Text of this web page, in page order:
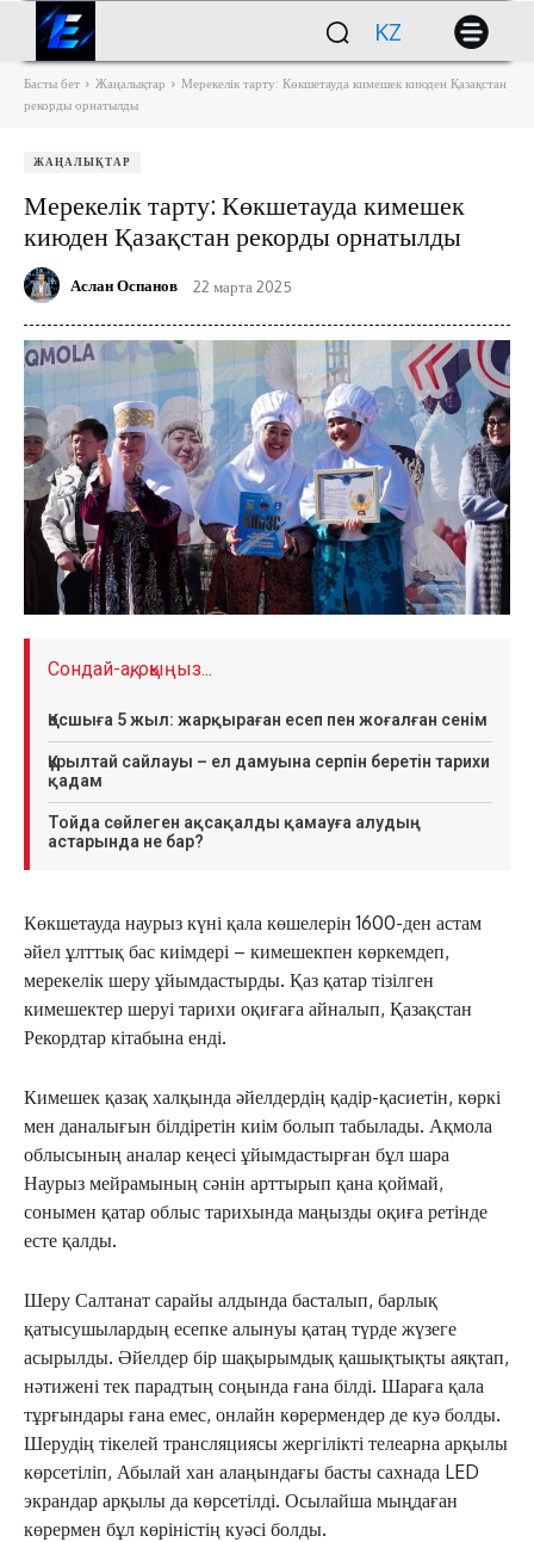
KZ
Басты бет Жаңалықтар
Мерекелік тарту: Көкшетауда кимешек киюден Қазақстан
рекорды орнатылды
ЖАҢАЛЫҚТАР
Мерекелік тарту: Көкшетауда кимешек
киюден Қазақстан рекорды орнатылды
Аслан Оспанов 22 марта 2025
Сондай-ақ, оқыңыз...
Қосшыға 5 жыл: жарқыраған есеп пен жоғалған сенім
Құрылтай сайлауы – ел дамуына серпін беретін тарихи
қадам
Тойда сөйлеген ақсақалды қамауға алудың
астарында не бар?
Көкшетауда наурыз күні қала көшелерін 1600-ден астам
әйел ұлттық бас киімдері – кимешекпен көркемдеп,
мерекелік шеру ұйымдастырды. Қаз қатар тізілген
кимешектер шеруі тарихи оқиғаға айналып, Қазақстан
Рекордтар кітабына енді.
Кимешек қазақ халқында әйелдердің қадір-қасиетін, көркі
мен даналығын білдіретін киім болып табылады. Ақмола
облысының аналар кеңесі ұйымдастырған бұл шара
Наурыз мейрамының сәнін арттырып қана қоймай,
сонымен қатар облыс тарихында маңызды оқиға ретінде
есте қалды.
Шеру Салтанат сарайы алдында басталып, барлық
қатысушылардың есепке алынуы қатаң түрде жүзеге
асырылды. Әйелдер бір шақырымдық қашықтықты аяқтап,
нәтижені тек парадтың соңында ғана білді. Шараға қала
тұрғындары ғана емес, онлайн көрермендер де куә болды.
Шерудің тікелей трансляциясы жергілікті телеарна арқылы
көрсетіліп, Абылай хан алаңындағы басты сахнада LED
экрандар арқылы да көрсетілді. Осылайша мыңдаған
көрермен бұл көріністің куәсі болды.